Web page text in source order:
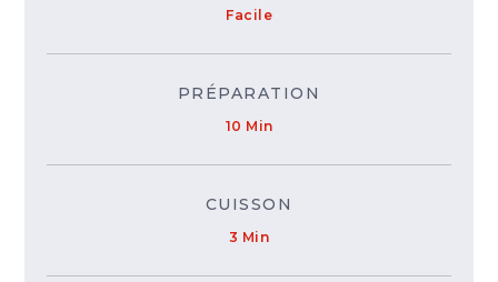
Facile
PRÉPARATION
10 Min
CUISSON
3 Min